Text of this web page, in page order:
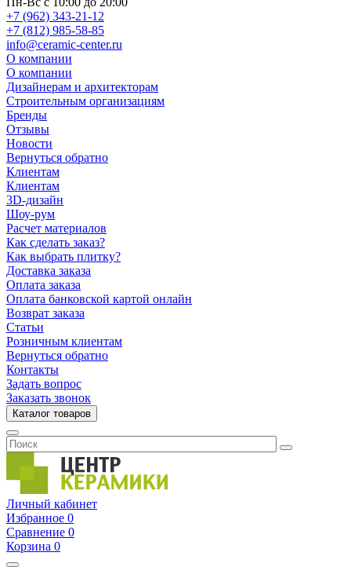
+7 (962) 343-21-12
+7 (812) 985-58-85
info@ceramic-center.ru
О компании
О компании
Дизайнерам и архитекторам
Строительным организациям
Бренды
Отзывы
Новости
Вернуться обратно
Клиентам
Клиентам
3D-дизайн
Шоу-рум
Расчет материалов
Как сделать заказ?
Как выбрать плитку?
Доставка заказа
Оплата заказа
Оплата банковской картой онлайн
Возврат заказа
Статьи
Розничным клиентам
Вернуться обратно
Контакты
Задать вопрос
Заказать звонок
Каталог товаров
Личный кабинет
Избранное 0
Сравнение 0
Корзина 0